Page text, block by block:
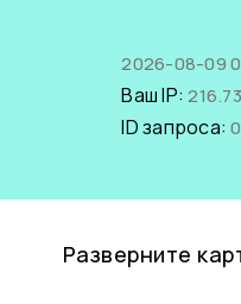
2026-08-09
Ваш IP:
ID запроса:
Разверните